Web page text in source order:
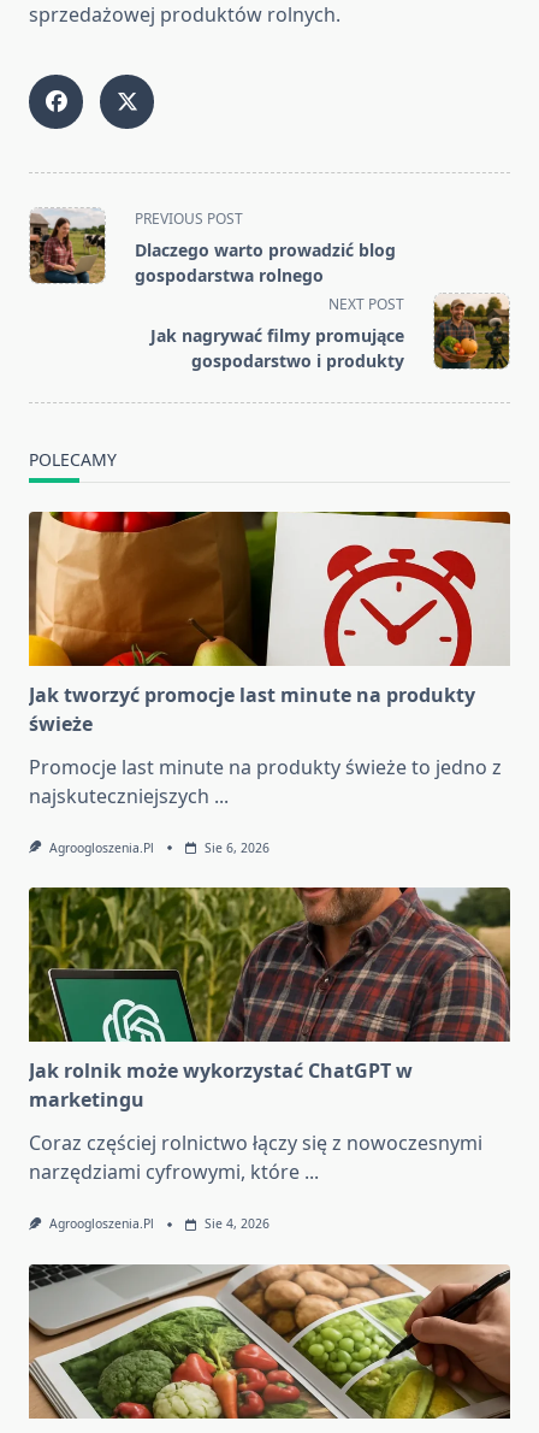
sprzedażowej produktów rolnych.
<span
class="nav-
subtitle
text">Page</span>
PREVIOUS POST
Dlaczego warto prowadzić blog
gospodarstwa rolnego
NEXT POST
Jak nagrywać filmy promujące
gospodarstwo i produkty
POLECAMY
Jak tworzyć promocje last minute na produkty
świeże
Promocje last minute na produkty świeże to jedno z
najskuteczniejszych ...
Agroogloszenia.pl Sie 6, 2026
Jak rolnik może wykorzystać ChatGPT w
marketingu
Coraz częściej rolnictwo łączy się z nowoczesnymi
narzędziami cyfrowymi, które ...
Agroogloszenia.pl Sie 4, 2026